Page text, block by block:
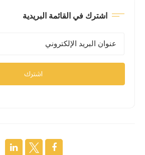
اشترك في القائمة البريدية
اشترك